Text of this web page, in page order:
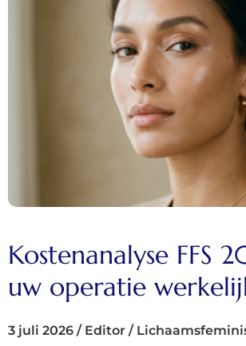
Kostenanalyse FFS
uw operatie
3 juli 2026 / Editor /